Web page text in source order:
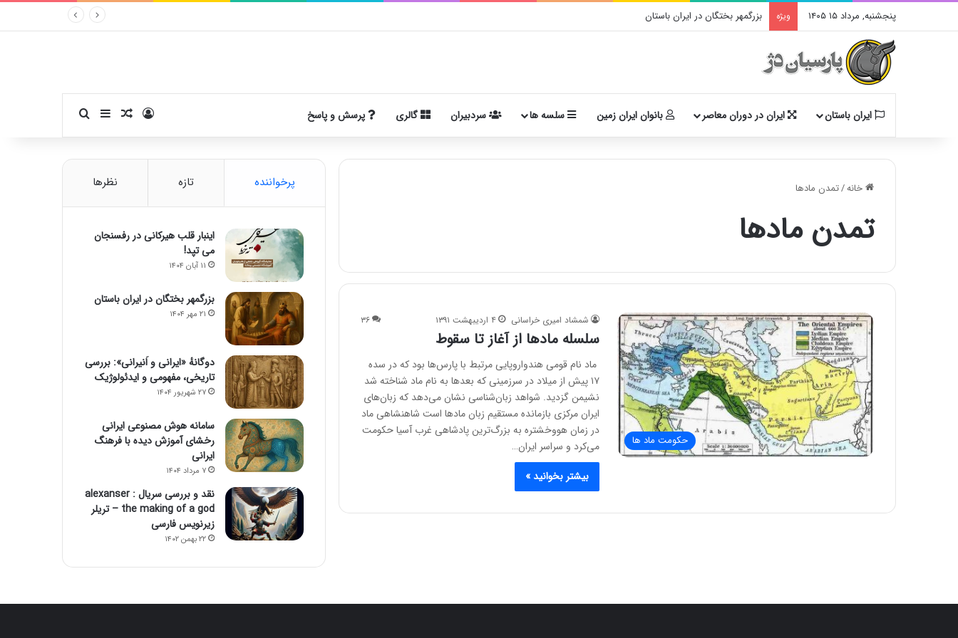
پنجشنبه, مرداد ۱۵ ۱۴۰۵ ویژه بزرگمهر بختگان در ایران باستان
ایران باستان ایران در دوران معاصر بانوان ایران زمین سلسه ها سردبیران گالری پرسش و پاسخ ورودنوشته تصادفی
سایدبارجستجو برای
خانه/تمدن مادها
تمدن مادها
حکومت ماد ها
شمشاد امیری خراسانی ۴ اردیبهشت ۱۳۹۱ ۳۶
سلسله مادها از آغاز تا سقوط
ماد نام قومی هندواروپایی مرتبط با پارس‌ها بود که در سده
۱۷ پیش از میلاد در سرزمینی که بعدها به نام ماد شناخته شد
نشیمن گزدید. شواهد زبان‌شناسی نشان می‌دهد که زبان‌های
ایران مرکزی بازمانده مستقیم زبان مادها است شاهنشاهی ماد
در زمان هووخشتره به بزرگ‌ترین پادشاهی غرب آسیا حکومت
می‌کرد و سراسر ایران…
بیشتر بخوانید »
پرخواننده تازه نظرها
اینبار قلب هیرکانی در رفسنجان
می تپد!
۱۱ آبان ۱۴۰۴
بزرگمهر بختگان در ایران باستان
۲۱ مهر ۱۴۰۴
دوگانهٔ «ایرانی و اَنیرانی»: بررسی
تاریخی، مفهومی و ایدئولوژیک
۲۷ شهریور ۱۴۰۴
سامانه هوش مصنوعی ایرانی
رخشای آموزش دیده با فرهنگ
ایرانی
۷ مرداد ۱۴۰۴
نقد و بررسی سریال alexanser :
the making of a god – تریلر
زیرنویس فارسی
۲۲ بهمن ۱۴۰۲